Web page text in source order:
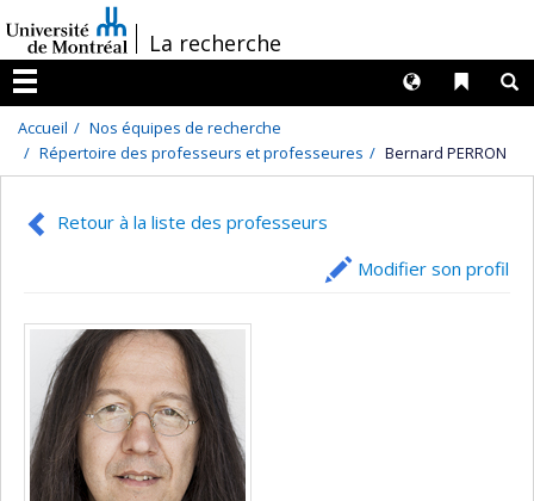
au
contenu
/La recherche
Menu
Liens
Langues
Accueil
Nos équipes de recherche
Répertoire des professeurs et professeures
Bernard PERRON
Retour à la liste des professeurs
Modifier son profil